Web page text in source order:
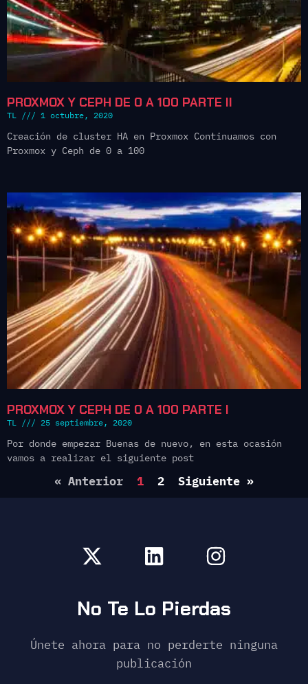
PROXMOX Y CEPH DE 0 A 100 PARTE II
TL 1 octubre, 2020
Creación de cluster HA en Proxmox Continuamos con
Proxmox y Ceph de 0 a 100
PROXMOX Y CEPH DE 0 A 100 PARTE I
TL 25 septiembre, 2020
Por donde empezar Buenas de nuevo, en esta ocasión
vamos a realizar el siguiente post
« Anterior 1 2 Siguiente »
No Te Lo Pierdas
Únete ahora para no perderte ninguna
publicación